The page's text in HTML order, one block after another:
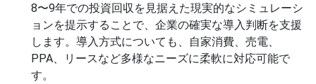
8〜9年での投資回収を見据えた現実的なシミュレーシ
ョンを提示することで、企業の確実な導入判断を支援
します。導入方式についても、自家消費、売電、
PPA、リースなど多様なニーズに柔軟に対応可能で
す。